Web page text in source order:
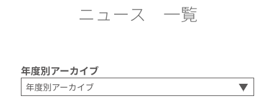
ニュース 一覧
年度別アーカイブ